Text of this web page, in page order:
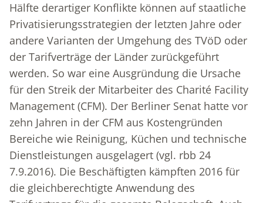
Hälfte derartiger Konflikte können auf staatliche
Privatisierungsstrategien der letzten Jahre oder
andere Varianten der Umgehung des TVöD oder
der Tarifverträge der Länder zurückgeführt
werden. So war eine Ausgründung die Ursache
für den Streik der Mitarbeiter des Charité Facility
Management (CFM). Der Berliner Senat hatte vor
zehn Jahren in der CFM aus Kostengründen
Bereiche wie Reinigung, Küchen und technische
Dienstleistungen ausgelagert (vgl. rbb 24
7.9.2016). Die Beschäftigten kämpften 2016 für
die gleichberechtigte Anwendung des